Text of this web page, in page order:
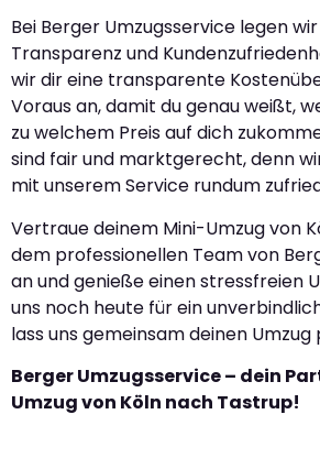
Bei Berger Umzugsservice legen
Transparenz und
wir dir eine transparente
Voraus an, damit du genau weißt,
zu welchem Preis auf dich
sind fair und marktgerecht, denn
mit unserem Service rundum
Vertraue deinem Mini-Umzug von
dem professionellen Team von
an und genieße einen stressfreien
uns noch heute für ein
lass uns gemeinsam deinen Umzug
Berger Umzugsservice – dein
Umzug von Köln nach Tastrup!